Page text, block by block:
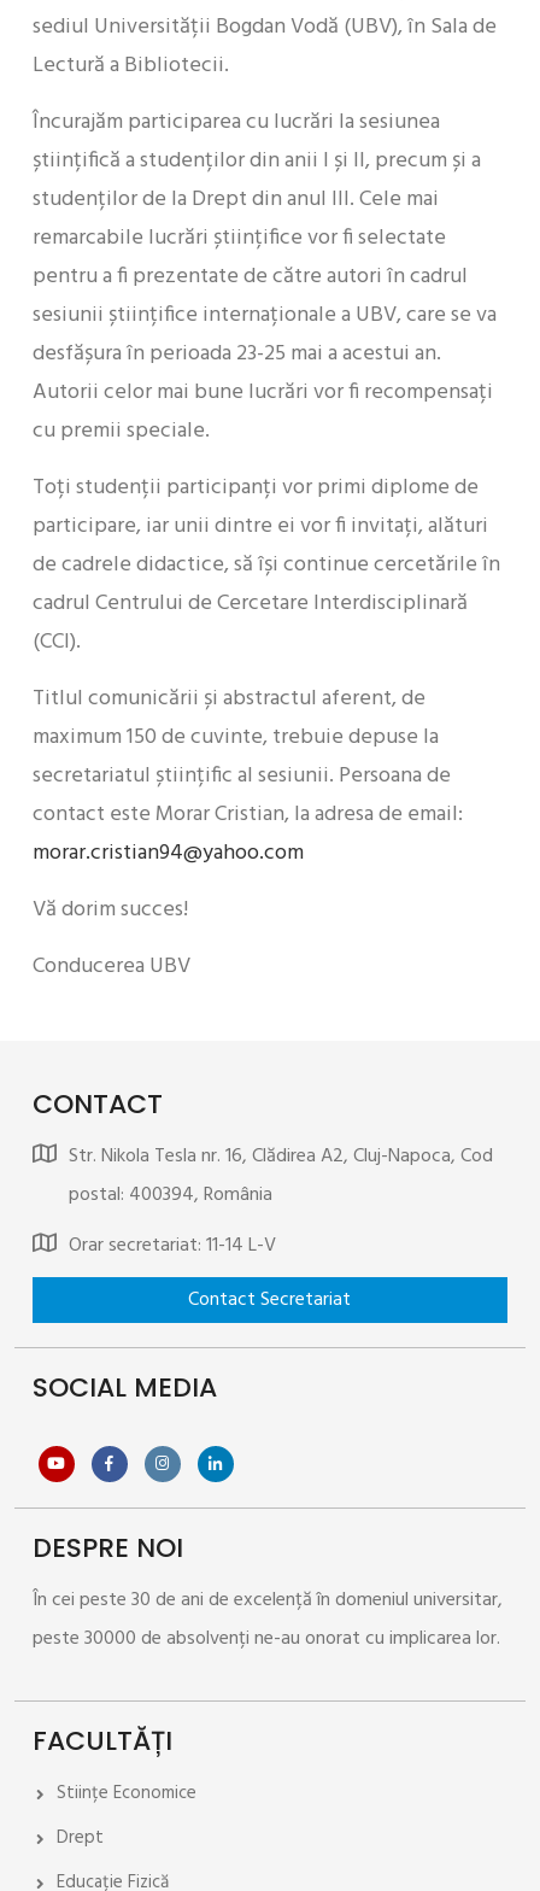
sediul Universității Bogdan Vodă (UBV), în Sala de
Lectură a Bibliotecii.
Încurajăm participarea cu lucrări la sesiunea
științifică a studenților din anii I și II, precum și a
studenților de la Drept din anul III. Cele mai
remarcabile lucrări științifice vor fi selectate
pentru a fi prezentate de către autori în cadrul
sesiunii științifice internaționale a UBV, care se va
desfășura în perioada 23-25 mai a acestui an.
Autorii celor mai bune lucrări vor fi recompensați
cu premii speciale.
Toți studenții participanți vor primi diplome de
participare, iar unii dintre ei vor fi invitați, alături
de cadrele didactice, să își continue cercetările în
cadrul Centrului de Cercetare Interdisciplinară
(CCI).
Titlul comunicării și abstractul aferent, de
maximum 150 de cuvinte, trebuie depuse la
secretariatul științific al sesiunii. Persoana de
contact este Morar Cristian, la adresa de email:
morar.cristian94@yahoo.com
Vă dorim succes!
Conducerea UBV
CONTACT
Str. Nikola Tesla nr. 16, Clădirea A2, Cluj-Napoca, Cod
postal: 400394, România
Orar secretariat: 11-14 L-V
SOCIAL MEDIA
DESPRE NOI
În cei peste 30 de ani de excelență în domeniul universitar,
peste 30000 de absolvenți ne-au onorat cu implicarea lor.
FACULTĂȚI
Stiințe Economice
Drept
Educație Fizică